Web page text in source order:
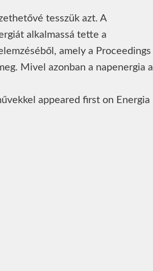
tesszük azt. A
alkalmassá tette a
amely a Proceedings
Mivel azonban a napenergia a
appeared first on Energia